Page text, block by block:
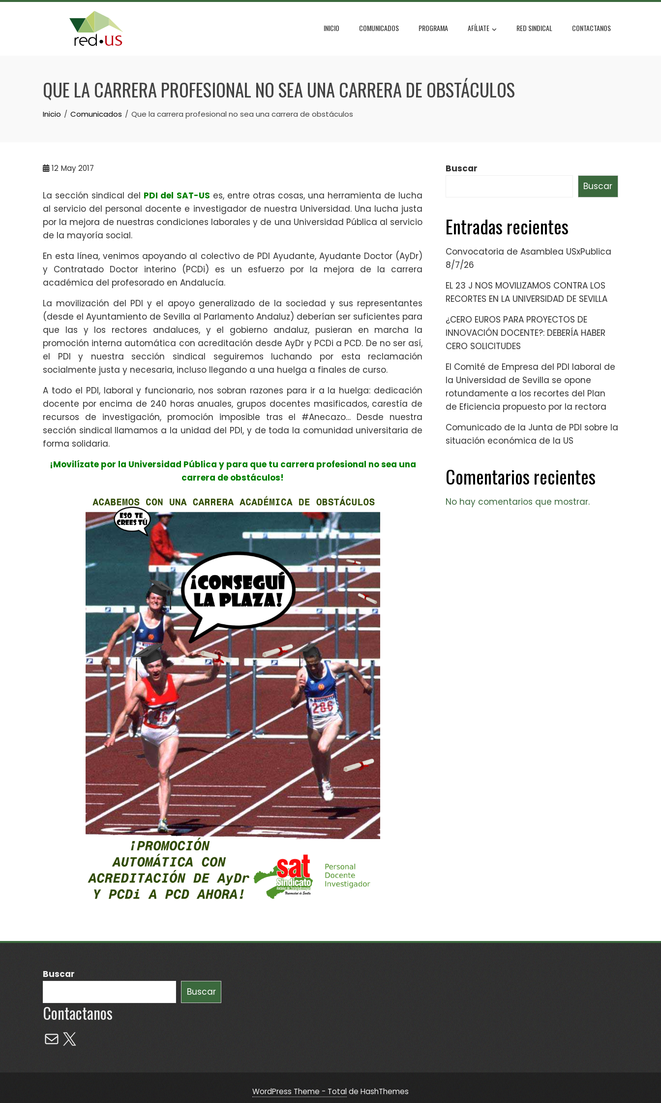
Skip
INICIO COMUNICADOS PROGRAMA AFÍLIATE RED SINDICAL CONTACTANOS
QUE LA CARRERA PROFESIONAL NO SEA UNA CARRERA DE OBSTÁCULOS
Inicio Comunicados Que la carrera profesional no sea una carrera de obstáculos
12 May 2017
La sección sindical del PDI del SAT-US es, entre otras cosas, una herramienta de lucha
al servicio del personal docente e investigador de nuestra Universidad. Una lucha justa
por la mejora de nuestras condiciones laborales y de una Universidad Pública al servicio
de la mayoría social.
En esta línea, venimos apoyando al colectivo de PDI Ayudante, Ayudante Doctor (AyDr)
y Contratado Doctor interino (PCDi) es un esfuerzo por la mejora de la carrera
académica del profesorado en Andalucía.
La movilización del PDI y el apoyo generalizado de la sociedad y sus representantes
(desde el Ayuntamiento de Sevilla al Parlamento Andaluz) deberían ser suficientes para
que las y los rectores andaluces, y el gobierno andaluz, pusieran en marcha la
promoción interna automática con acreditación desde AyDr y PCDi a PCD. De no ser así,
el PDI y nuestra sección sindical seguiremos luchando por esta reclamación
socialmente justa y necesaria, incluso llegando a una huelga a finales de curso.
A todo el PDI, laboral y funcionario, nos sobran razones para ir a la huelga: dedicación
docente por encima de 240 horas anuales, grupos docentes masificados, carestía de
recursos de investigación, promoción imposible tras el #Anecazo… Desde nuestra
sección sindical llamamos a la unidad del PDI, y de toda la comunidad universitaria de
forma solidaria.
¡Movilízate por la Universidad Pública y para que tu carrera profesional no sea una
carrera de obstáculos!
Buscar
Buscar
Entradas recientes
Convocatoria de Asamblea USxPublica
8/7/26
EL 23 J NOS MOVILIZAMOS CONTRA LOS
RECORTES EN LA UNIVERSIDAD DE SEVILLA
¿CERO EUROS PARA PROYECTOS DE
INNOVACIÓN DOCENTE?: DEBERÍA HABER
CERO SOLICITUDES
El Comité de Empresa del PDI laboral de
la Universidad de Sevilla se opone
rotundamente a los recortes del Plan
de Eficiencia propuesto por la rectora
Comunicado de la Junta de PDI sobre la
situación económica de la US
Comentarios recientes
No hay comentarios que mostrar.
Buscar
Buscar
Contactanos
Mail
X
WordPress Theme - Totalde HashThemes